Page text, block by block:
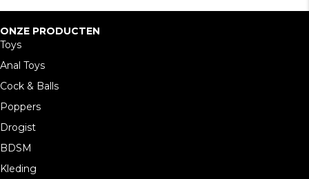
ONZE PRODUCTEN
Toys
Anal Toys
Cock & Balls
Poppers
Drogist
BDSM
Kleding